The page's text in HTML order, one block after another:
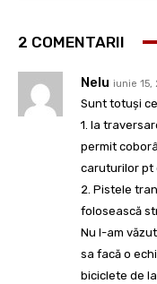
2 COMENTARII
Nelu iunie 15,
Sunt totuși
1. la
permit
caruturilor pt
2. Pistele
folosească
Nu l-am
sa facă o
biciclete de